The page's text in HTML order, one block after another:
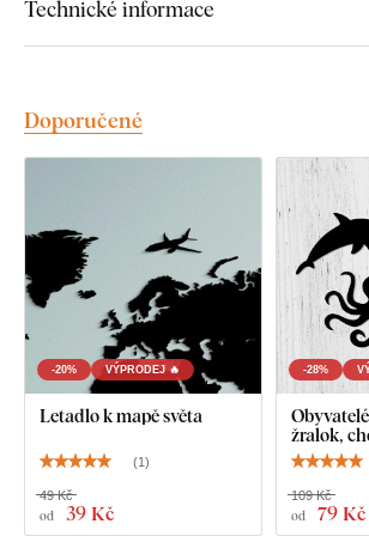
montážního lepidla.
Kvalita ze dřeva, která
vyřezávaný laserovou
HDF desky – dřevovláknitá deska s
která vzniká slisováním dřevěných vláken
tlakem. Materiál jepevný(tloušťka 3 mm),
hladký povrch . Díky své pevnosti umožňuje
jemných, tenkých detailů
Technické informace
Doporučené
-20% VÝPRODEJ 🔥
Letadlo k mapě světa
(1)
od 39 Kč
49 Kč
-28%
žralok,
od 79 Kč
109 Kč